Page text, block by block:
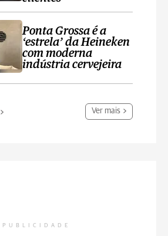
Ponta Grossa é a
‘estrela’ da Heineken
com moderna
indústria cervejeira
Ver mais
PUBLICIDADE